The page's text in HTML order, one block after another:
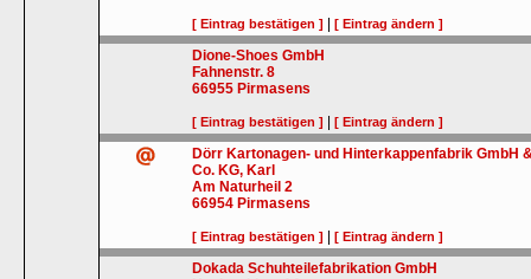
[ Eintrag bestätigen ] |[ Eintrag ändern ]
Dione-Shoes GmbH
Fahnenstr. 8
66955 Pirmasens
[ Eintrag bestätigen ] |[ Eintrag ändern ]
Dörr Kartonagen- und Hinterkappenfabrik GmbH
Co. KG, Karl
Am Naturheil 2
66954 Pirmasens
[ Eintrag bestätigen ] |[ Eintrag ändern ]
Dokada Schuhteilefabrikation GmbH